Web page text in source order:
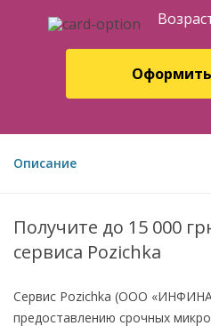
Описание
Получите до 15 000
сервиса Pozichka
Сервис Pozichka (ООО
предоставлению срочных